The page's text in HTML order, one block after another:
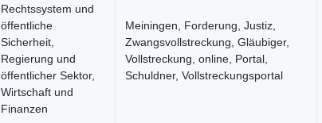
Rechtssystem und
öffentliche
Sicherheit,
Regierung und
öffentlicher Sektor,
Wirtschaft und
Finanzen
Meiningen, Forderung, Justiz,
Zwangsvollstreckung, Gläubiger,
Vollstreckung, online, Portal,
Schuldner, Vollstreckungsportal